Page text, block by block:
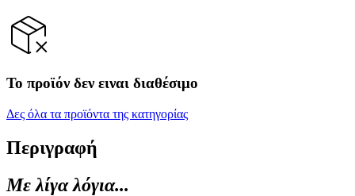
Το προϊόν δεν ειναι διαθέσιμο
Δες όλα τα προϊόντα της κατηγορίας
Περιγραφή
Με λίγα λόγια...